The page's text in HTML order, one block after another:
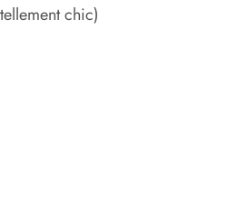
chic)